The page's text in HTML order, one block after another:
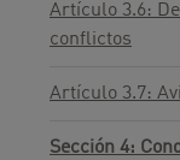
Artículo 3.6:
conflictos
Artículo 3.7:
Sección 4: